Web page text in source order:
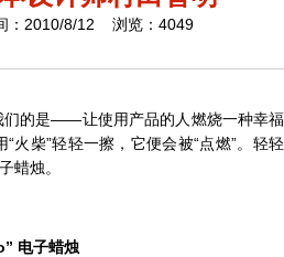
：2010/8/12 浏览：4049
们的是——让使用产品的人燃烧一种幸
火柴”轻轻一擦，它便会被“点燃”。轻
蜡烛。
电子蜡烛